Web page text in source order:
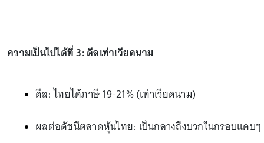
ความเป็นไปได้ที่ 3: ดีลเท่าเวียดนาม
ดีล: ไทยได้ภาษี 19-21% (เท่าเวียดนาม)
ผลต่อดัชนีตลาดหุ้นไทย: เป็นกลางถึงบวกในกรอบแคบๆ